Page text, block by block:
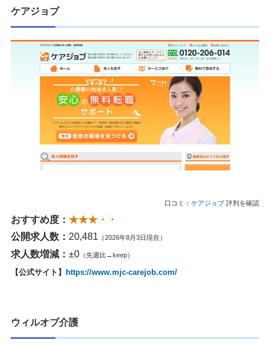
ケアジョブ
口コミ： ケアジョブ 評判を確認
おすすめ度： ★★★・・
公開求人数： 20,481 （2026年8月3日現在）
求人数増減： ±0 （先週比→keep）
【公式サイト】 https://www.mjc-carejob.com/
ウィルオブ介護